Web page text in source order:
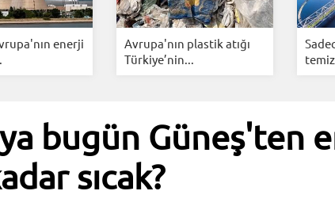
enerji
Avrupa'nın plastik atığı
Türkiye’nin...
bugün Güneş'ten
sıcak?